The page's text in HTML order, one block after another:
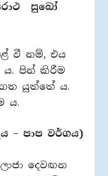
සුඛෝ
වී නම්, එය
ය. පින් කිරීම
යුත්තේ ය.
ය.
– පාප වර්ගය)
දෙවඟන